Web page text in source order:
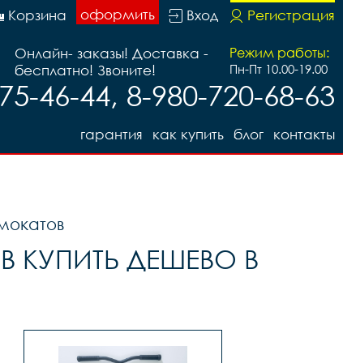
Регистрация
Вход
оформить
Корзина
Режим работы:
Пн-Пт 10.00-19.00
Онлайн- заказы! Доставка -
бесплатно! Звоните!
46-44, 8-980-720-68-63
контакты
блог
как купить
гарантия
КУПИТЬ ДЕШЕВО В